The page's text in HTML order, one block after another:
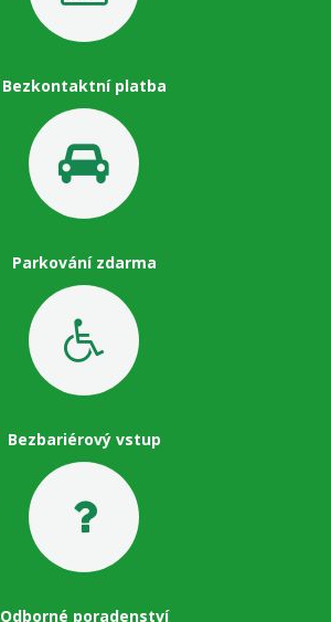
Bezkontaktní platba
Parkování zdarma
Bezbariérový vstup
Odborné poradenství